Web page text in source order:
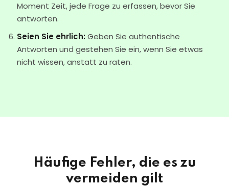
Moment Zeit, jede Frage zu erfassen, bevor Sie
antworten.
Seien Sie ehrlich:Geben Sie authentische
Antworten und gestehen Sie ein, wenn Sie etwas
nicht wissen, anstatt zu raten.
Häufige Fehler, die es zu
vermeiden gilt